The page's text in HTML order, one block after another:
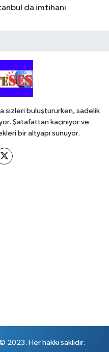
da imtihanı
sizleri buluştururken, sadelik
Şatafattan kaçınıyor ve
bir altyapı sunuyor.
2023. Her hakkı saklıdır.